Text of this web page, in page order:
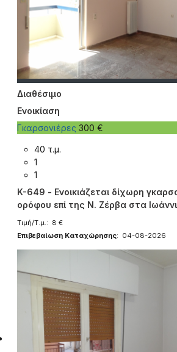
Διαθέσιμο
Ενοικίαση
Γκαρσονιέρες 300 €
40 τ.μ.
1
1
K-649 - Ενοικιάζεται δίχωρη
ορόφου επί της Ν. Ζέρβα στα
Τιμή/Τ.μ.: 8 €
Επιβεβαίωση Καταχώρησης: 04-08-2026